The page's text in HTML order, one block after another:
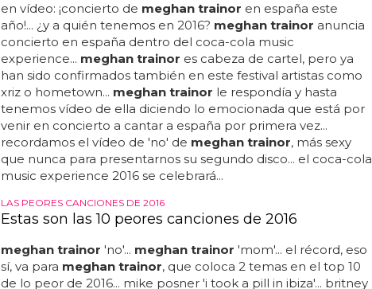
en vídeo: ¡concierto de meghan trainor en españa este
año!... ¿y a quién tenemos en 2016? meghan trainor anuncia
concierto en españa dentro del coca-cola music
experience... meghan trainor es cabeza de cartel, pero ya
han sido confirmados también en este festival artistas como
xriz o hometown... meghan trainor le respondía y hasta
tenemos vídeo de ella diciendo lo emocionada que está por
venir en concierto a cantar a españa por primera vez...
recordamos el vídeo de 'no' de meghan trainor, más sexy
que nunca para presentarnos su segundo disco... el coca-cola
music experience 2016 se celebrará...
LAS PEORES CANCIONES DE 2016
Estas son las 10 peores canciones de 2016
meghan trainor 'no'... meghan trainor 'mom'... el récord, eso
sí, va para meghan trainor, que coloca 2 temas en el top 10
de lo peor de 2016... mike posner 'i took a pill in ibiza'... britney